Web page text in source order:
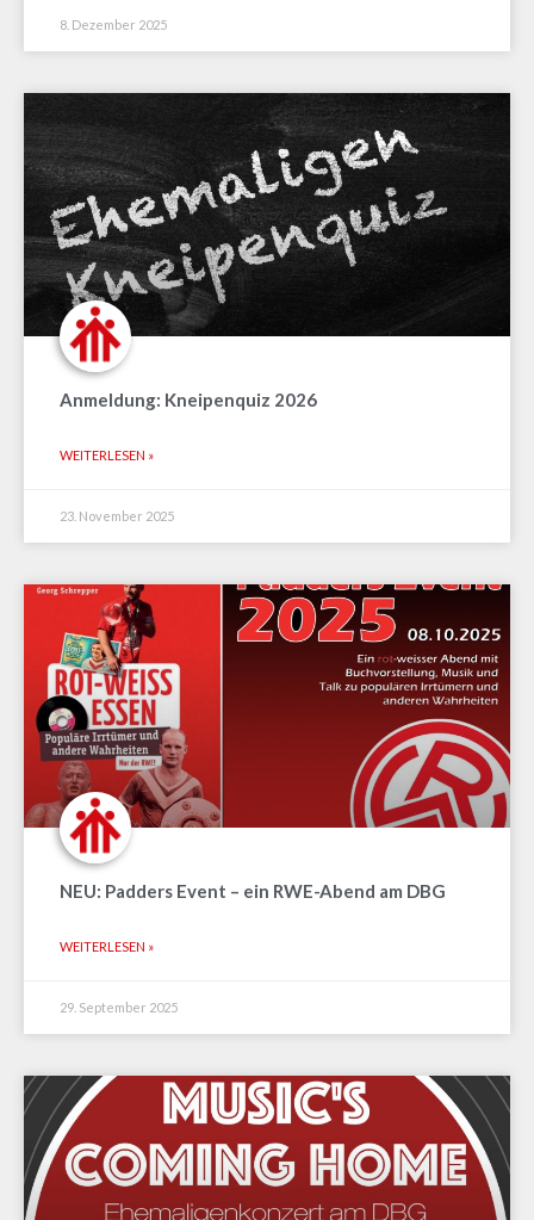
8. Dezember 2025
Anmeldung: Kneipenquiz 2026
WEITERLESEN »
23. November 2025
NEU: Padders Event – ein RWE-Abend am DBG
WEITERLESEN »
29. September 2025